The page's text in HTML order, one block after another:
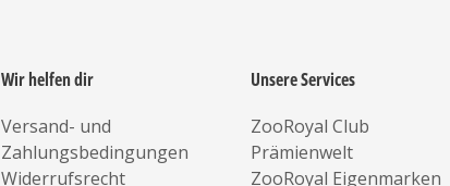
Wir helfen dir
Versand- und
Zahlungsbedingungen
Widerrufsrecht
Unsere Services
ZooRoyal Club
Prämienwelt
ZooRoyal Eigenmarken